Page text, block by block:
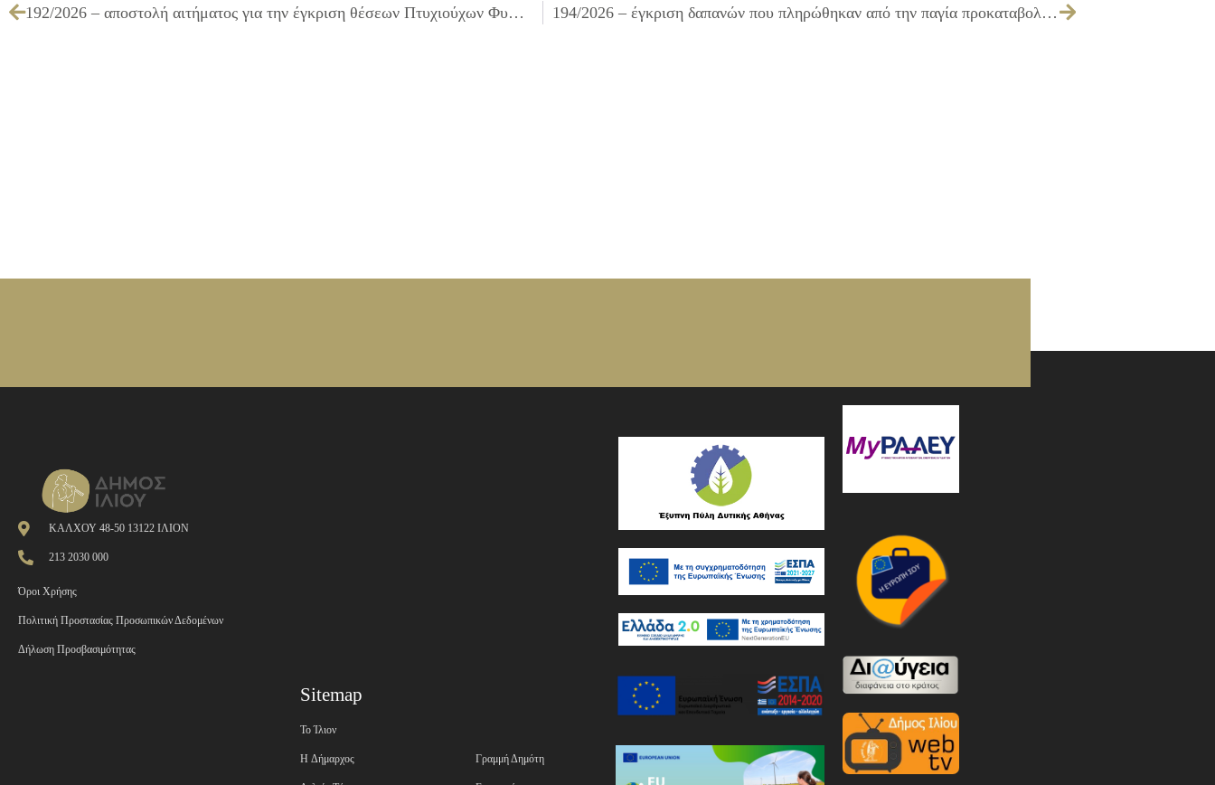
192/2026 – αποστολή αιτήματος για την έγκριση θέσεων Πτυχιούχων Φυσικής Αγωγής (Π.Φ.Α.) στο πλαίσιο των Προγραμμάτων Άθλησης για Όλους (ΠΑγΟ), και Εκδηλώσεων Άθλησης για Όλους (ΕΑγΟ) περιόδου 2026-27 194/2026 – έγκριση δαπανών που πληρώθηκαν από την παγία προκαταβολή σχολικών μονάδων του Δήμου
ΚΑΛΧΟΥ 48-50 13122 ΙΛΙΟΝ
213 2030 000
Όροι Χρήσης
Πολιτική Προστασίας Προσωπικών Δεδομένων
Δήλωση Προσβασιμότητας
Sitemap
Το Ίλιον
H Δήμαρχος Γραμμή Δημότη